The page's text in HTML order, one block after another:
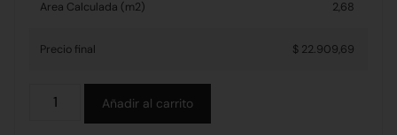
Area Calculada (m2) 2,68
Precio final $ 22.909,69
Añadir al carrito